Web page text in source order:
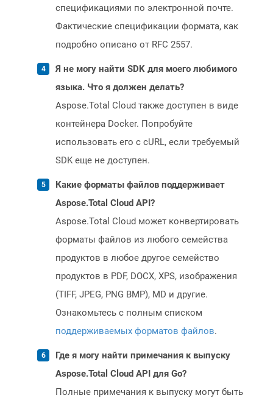
спецификациями по электронной почте.
Фактические спецификации формата, как
подробно описано от RFC 2557.
Я не могу найти SDK для моего любимого
языка. Что я должен делать?
Aspose.Total Cloud также доступен в виде
контейнера Docker. Попробуйте
использовать его с cURL, если требуемый
SDK еще не доступен.
Какие форматы файлов поддерживает
Aspose.Total Cloud API?
Aspose.Total Cloud может конвертировать
форматы файлов из любого семейства
продуктов в любое другое семейство
продуктов в PDF, DOCX, XPS, изображения
(TIFF, JPEG, PNG BMP), MD и другие.
Ознакомьтесь с полным списком
поддерживаемых форматов файлов.
Где я могу найти примечания к выпуску
Aspose.Total Cloud API для Go?
Полные примечания к выпуску могут быть